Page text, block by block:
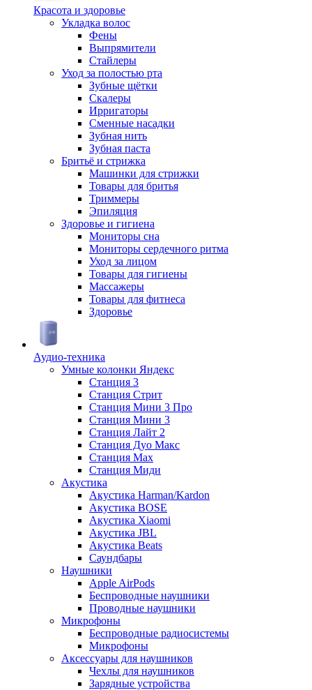
Красота и здоровье
Укладка волос
Фены
Выпрямители
Стайлеры
Уход за полостью рта
Зубные щётки
Скалеры
Ирригаторы
Сменные насадки
Зубная нить
Зубная паста
Бритьё и стрижка
Машинки для стрижки
Товары для бритья
Триммеры
Эпиляция
Здоровье и гигиена
Мониторы сна
Мониторы сердечного ритма
Уход за лицом
Товары для гигиены
Массажеры
Товары для фитнеса
Здоровье
Аудио-техника
Умные колонки Яндекс
Станция 3
Станция Стрит
Станция Мини 3 Про
Станция Мини 3
Станция Лайт 2
Станция Дуо Макс
Станция Max
Станция Миди
Акустика
Акустика Harman/Kardon
Акустика BOSE
Акустика Xiaomi
Акустика JBL
Акустика Beats
Саундбары
Наушники
Apple AirPods
Беспроводные наушники
Проводные наушники
Микрофоны
Беспроводные радиосистемы
Микрофоны
Аксессуары для наушников
Чехлы для наушников
Зарядные устройства